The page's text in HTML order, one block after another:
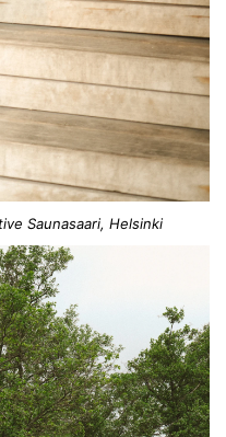
Saunasaari, Helsinki